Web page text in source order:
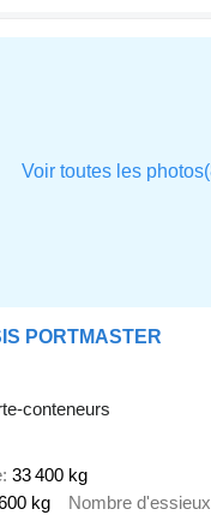
PORTMASTER
conteneurs
33 400 kg
kg Nombre d'essieux